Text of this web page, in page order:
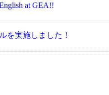
at GEA!!
を実施しました！